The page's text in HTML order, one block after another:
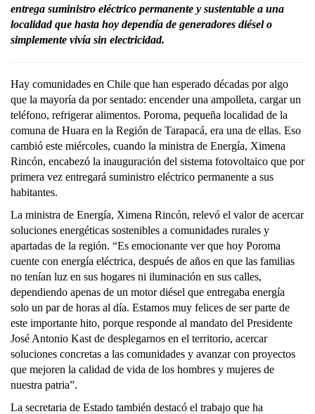
entrega suministro eléctrico permanente y sustentable a una
localidad que hasta hoy dependía de generadores diésel o
simplemente vivía sin electricidad.
Hay comunidades en Chile que han esperado décadas por algo
que la mayoría da por sentado: encender una ampolleta, cargar un
teléfono, refrigerar alimentos. Poroma, pequeña localidad de la
comuna de Huara en la Región de Tarapacá, era una de ellas. Eso
cambió este miércoles, cuando la ministra de Energía, Ximena
Rincón, encabezó la inauguración del sistema fotovoltaico que por
primera vez entregará suministro eléctrico permanente a sus
habitantes.
La ministra de Energía, Ximena Rincón, relevó el valor de acercar
soluciones energéticas sostenibles a comunidades rurales y
apartadas de la región. “Es emocionante ver que hoy Poroma
cuente con energía eléctrica, después de años en que las familias
no tenían luz en sus hogares ni iluminación en sus calles,
dependiendo apenas de un motor diésel que entregaba energía
solo un par de horas al día. Estamos muy felices de ser parte de
este importante hito, porque responde al mandato del Presidente
José Antonio Kast de desplegarnos en el territorio, acercar
soluciones concretas a las comunidades y avanzar con proyectos
que mejoren la calidad de vida de los hombres y mujeres de
nuestra patria”.
La secretaria de Estado también destacó el trabajo que ha